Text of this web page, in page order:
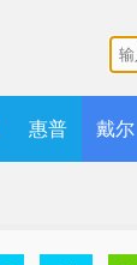
惠普 戴尔